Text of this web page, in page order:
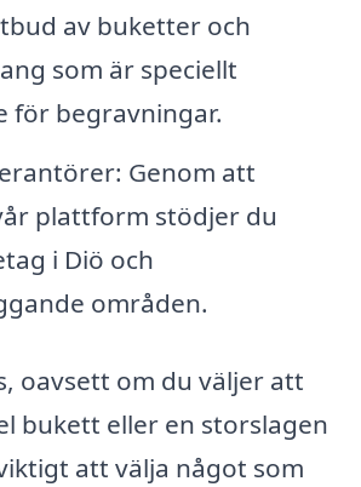
av buketter och
som är speciellt
för begravningar.
Genom att
plattform stödjer du
i Diö och
områden.
oavsett om du väljer att
bukett eller en storslagen
att välja något som